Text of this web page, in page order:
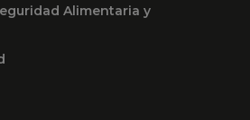
Alimentaria y